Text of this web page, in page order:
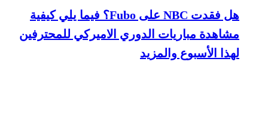
هل فقدت NBC على Fubo؟ فيما يلي كيفية
مشاهدة مباريات الدوري الاميركي للمحترفين
لهذا الأسبوع والمزيد